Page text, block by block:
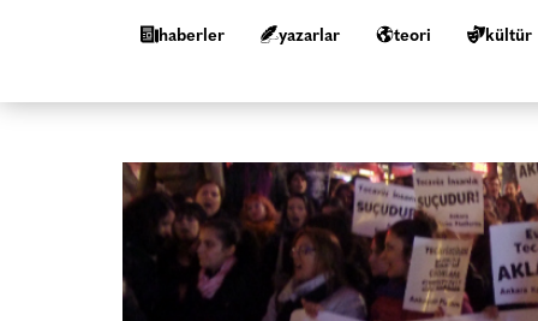
haberler yazarlar teori kültür